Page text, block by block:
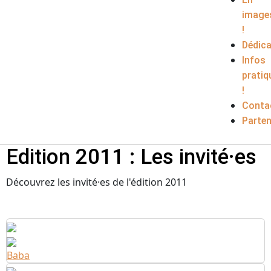
!
Infos
!
Edition 2011 : Les invité·es
Découvrez les invité·es de l'édition 2011
Baba